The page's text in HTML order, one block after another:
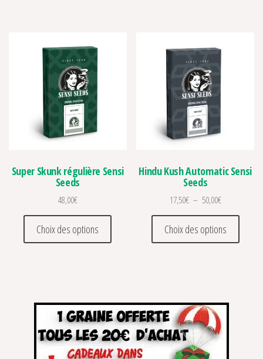
Super Skunk régulière Sensi
Seeds
48,00€
Choix des options
Ce produit a plusieurs variations. Les
Hindu Kush Automatic Sensi
Seeds
17,50€ – 50,00€Plage de prix
Choix des options
Ce